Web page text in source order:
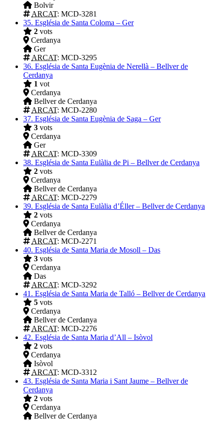
Bolvir
ARCAT: MCD-3281
35. Església de Santa Coloma – Ger
2 vots
Cerdanya
Ger
ARCAT: MCD-3295
36. Església de Santa Eugènia de Nerellà – Bellver de
Cerdanya
1 vot
Cerdanya
Bellver de Cerdanya
ARCAT: MCD-2280
37. Església de Santa Eugènia de Saga – Ger
3 vots
Cerdanya
Ger
ARCAT: MCD-3309
38. Església de Santa Eulàlia de Pi – Bellver de Cerdanya
2 vots
Cerdanya
Bellver de Cerdanya
ARCAT: MCD-2279
39. Església de Santa Eulàlia d’Éller – Bellver de Cerdanya
2 vots
Cerdanya
Bellver de Cerdanya
ARCAT: MCD-2271
40. Església de Santa Maria de Mosoll – Das
3 vots
Cerdanya
Das
ARCAT: MCD-3292
41. Església de Santa Maria de Talló – Bellver de Cerdanya
5 vots
Cerdanya
Bellver de Cerdanya
ARCAT: MCD-2276
42. Església de Santa Maria d’All – Isòvol
2 vots
Cerdanya
Isòvol
ARCAT: MCD-3312
43. Església de Santa Maria i Sant Jaume – Bellver de
Cerdanya
2 vots
Cerdanya
Bellver de Cerdanya